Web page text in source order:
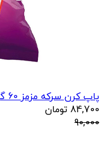
پاپ کرن سرکه مزمز 60 گرم
84,700 تومان
90,000